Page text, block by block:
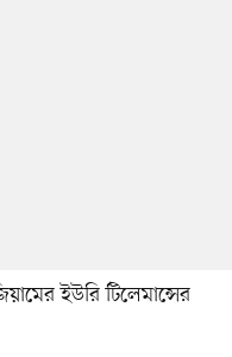
ইউরি টিলেমান্সের